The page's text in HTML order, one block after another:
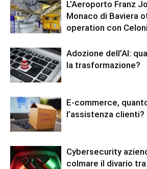
L’Aeroporto Franz
Monaco di Baviera
operation con
Adozione dell’AI:
la trasformazione?
E-commerce,
l’assistenza clienti?
Cybersecurity
colmare il divario